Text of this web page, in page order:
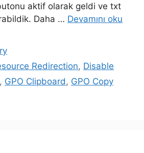
aktif olarak geldi ve txt
Daha … Devamını oku
Redirection, Disable
, GPO Clipboard , GPO Copy